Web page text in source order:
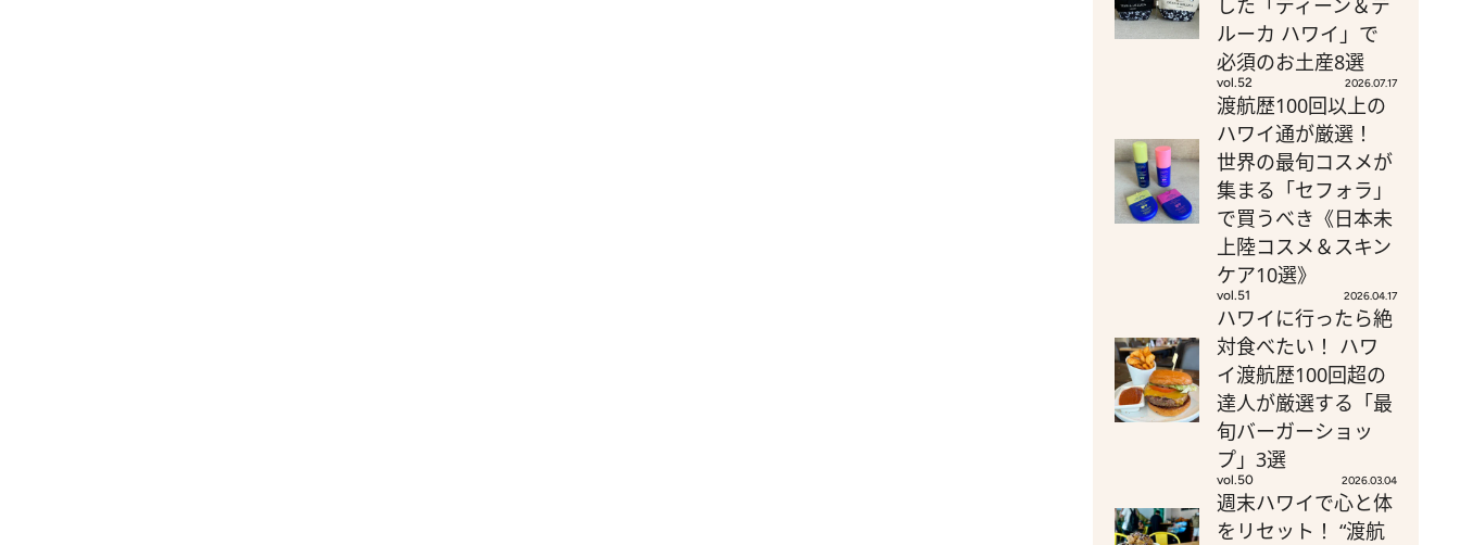
した「ディーン＆デ
ルーカ ハワイ」で
必須のお土産8選
vol.52 2026.07.17
渡航歴100回以上の
ハワイ通が厳選！
世界の最旬コスメが
集まる「セフォラ」
で買うべき《日本未
上陸コスメ＆スキン
ケア10選》
vol.51 2026.04.17
ハワイに行ったら絶
対食べたい！ ハワ
イ渡航歴100回超の
達人が厳選する「最
旬バーガーショッ
プ」3選
vol.50 2026.03.04
週末ハワイで心と体
をリセット！ “渡航